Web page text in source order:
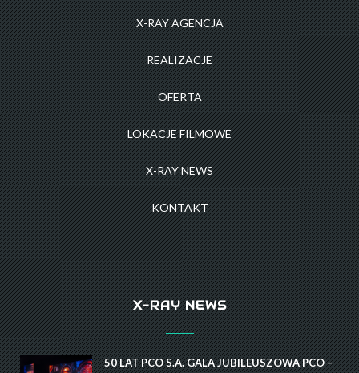
X-RAY AGENCJA
REALIZACJE
OFERTA
LOKACJE FILMOWE
X-RAY NEWS
KONTAKT
X-RAY NEWS
50 LAT PCO S.A. GALA JUBILEUSZOWA PCO –